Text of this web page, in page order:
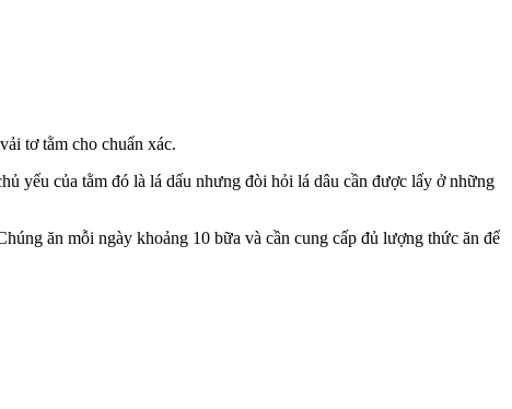
tơ tằm cho chuẩn xác.
yếu của tằm đó là lá dấu nhưng đòi hỏi lá dâu cần được lấy ở những
ăn mỗi ngày khoảng 10 bữa và cần cung cấp đủ lượng thức ăn để